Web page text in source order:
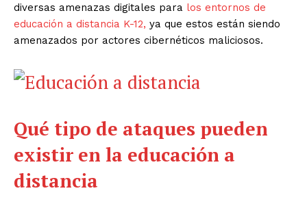
diversas amenazas digitales para los entornos de
educación a distancia K-12, ya que estos están siendo
amenazados por actores cibernéticos maliciosos.
Qué tipo de ataques pueden
existir en la educación a
distancia